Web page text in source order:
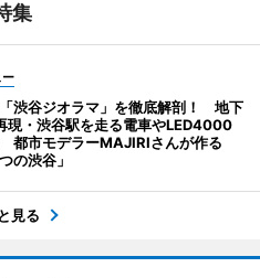
集
渋谷ジオラマ」を徹底解剖！ 地下
現・渋谷駅を走る電車やLED4000
都市モデラーMAJIRIさんが作る
の渋谷」
見る